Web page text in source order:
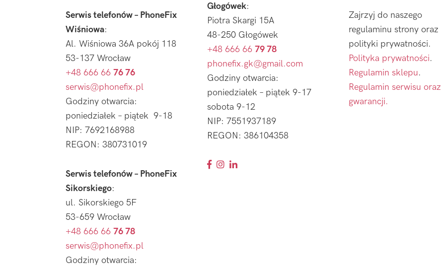
Serwis telefonów – PhoneFix
Wiśniowa:
Al. Wiśniowa 36A pokój 118
53-137 Wrocław
+48 666 66 76 76
serwis@phonefix.pl
Godziny otwarcia:
poniedziałek – piątek 9-18
NIP: 7692168988
REGON: 380731019
Serwis telefonów – PhoneFix
Sikorskiego:
ul. Sikorskiego 5F
53-659 Wrocław
+48 666 66 76 78
serwis@phonefix.pl
Godziny otwarcia:
Głogówek:
Piotra Skargi 15A
48-250 Głogówek
+48 666 66 79 78
phonefix.gk@gmail.com
Godziny otwarcia:
poniedziałek – piątek 9-17
sobota 9-12
NIP: 7551937189
REGON: 386104358
Zajrzyj do naszego
regulaminu strony oraz
polityki prywatności.
Polityka prywatności.
Regulamin sklepu.
Regulamin serwisu oraz
gwarancji.